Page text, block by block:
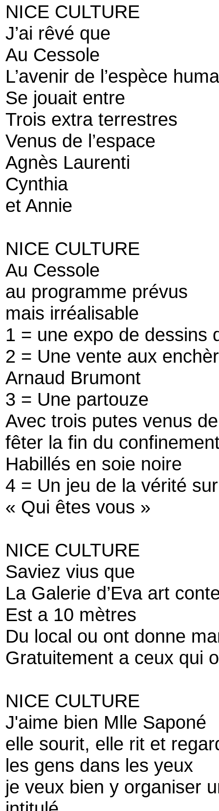
NICE CULTURE
J’ai rêvé que
Au Cessole
L’avenir de l’espèce
Se jouait entre
Trois extra terrestres
Venus de l’espace
Agnès Laurenti
Cynthia
et Annie
NICE CULTURE
Au Cessole
au programme prévus
mais irréalisable
1 = une expo de dessins
2 = Une vente aux
Arnaud Brumont
3 = Une partouze
Avec trois putes venus
fêter la fin du
Habillés en soie noire
4 = Un jeu de la vérité sur
« Qui êtes vous »
NICE CULTURE
Saviez vius que
La Galerie d’Eva art
Est a 10 mètres
Du local ou ont donne
Gratuitement a ceux qui
NICE CULTURE
J'aime bien Mlle Saponé
elle sourit, elle rit et
les gens dans les yeux
je veux bien y organiser